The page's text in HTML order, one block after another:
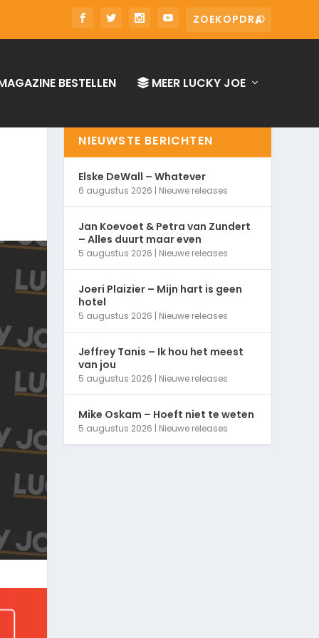
BESTELLEN MEER LUCKY JOE
NIEUWSTE BERICHTEN
Elske DeWall – Whatever
6 augustus 2026 | Nieuwe releases
Jan Koevoet & Petra van Zundert
– Alles duurt maar even
5 augustus 2026 | Nieuwe releases
Joeri Plaizier – Mijn hart is geen
hotel
5 augustus 2026 | Nieuwe releases
Jeffrey Tanis – Ik hou het meest
van jou
5 augustus 2026 | Nieuwe releases
Mike Oskam – Hoeft niet te weten
5 augustus 2026 | Nieuwe releases